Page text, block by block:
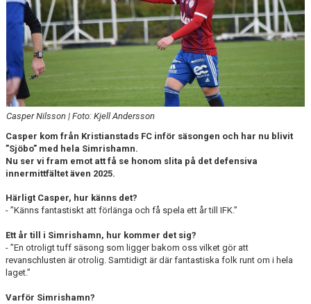
Casper Nilsson | Foto: Kjell Andersson
Casper kom från Kristianstads FC inför säsongen och har nu blivit
”Sjöbo” med hela Simrishamn.
Nu ser vi fram emot att få se honom slita på det defensiva
innermittfältet även 2025.
Härligt Casper, hur känns det?
- ”Känns fantastiskt att förlänga och få spela ett år till IFK.”
Ett år till i Simrishamn, hur kommer det sig?
- ”En otroligt tuff säsong som ligger bakom oss vilket gör att
revanschlusten är otrolig. Samtidigt är där fantastiska folk runt om i hela
laget.”
Varför Simrishamn?